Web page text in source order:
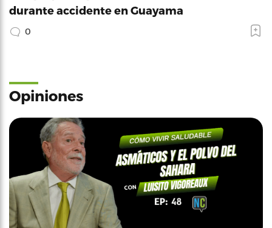
durante accidente en Guayama
0
Opiniones